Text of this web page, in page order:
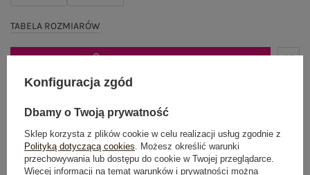
TABELA ROZMIARÓW
Dostawaod 7,99 zł
Konfiguracja zgód
Dbamy o Twoją prywatność
Sklep korzysta z plików cookie w celu realizacji usług zgodnie z
Polityką dotyczącą cookies. Możesz określić warunki
przechowywania lub dostępu do cookie w Twojej przeglądarce.
Więcej informacji na temat warunków i prywatności można